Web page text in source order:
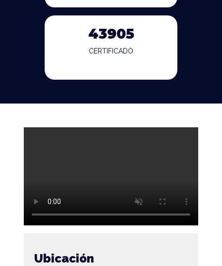
43905
CERTIFICADO
Ubicación